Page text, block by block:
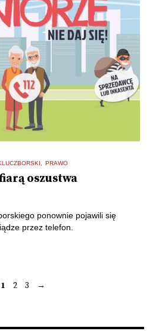
PRAWO
oszustwa
ponownie pojawili się
przez telefon.
Stronicowanie
wpisów
1 2 3 →